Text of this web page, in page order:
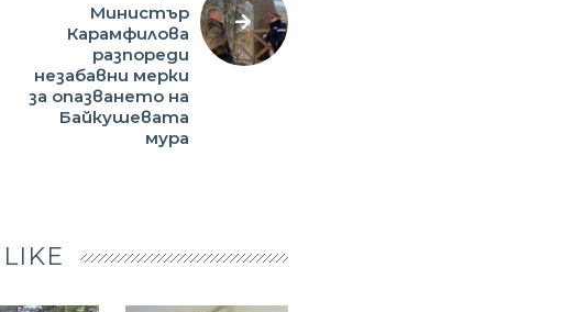
Министър
Карамфилова
разпореди
незабавни мерки
за опазването на
Байкушевата
мура